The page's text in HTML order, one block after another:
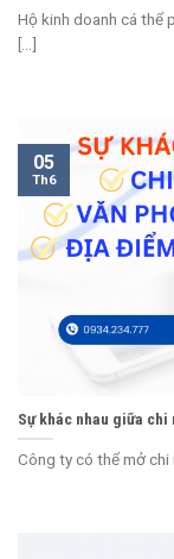
Hộ kinh doanh cá thể
[...]
Sự khác nhau giữa
Công ty có thể mở chi
05
Th6